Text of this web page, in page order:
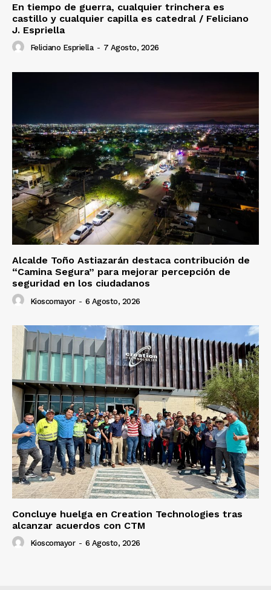
En tiempo de guerra, cualquier trinchera es
castillo y cualquier capilla es catedral / Feliciano
J. Espriella
Feliciano Espriella - 7 Agosto, 2026
Alcalde Toño Astiazarán destaca contribución de
“Camina Segura” para mejorar percepción de
seguridad en los ciudadanos
Kioscomayor - 6 Agosto, 2026
Concluye huelga en Creation Technologies tras
alcanzar acuerdos con CTM
Kioscomayor - 6 Agosto, 2026